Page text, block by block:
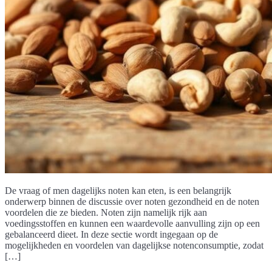
De vraag of men dagelijks noten kan eten, is een belangrijk
onderwerp binnen de discussie over noten gezondheid en de noten
voordelen die ze bieden. Noten zijn namelijk rijk aan
voedingsstoffen en kunnen een waardevolle aanvulling zijn op een
gebalanceerd dieet. In deze sectie wordt ingegaan op de
mogelijkheden en voordelen van dagelijkse notenconsumptie, zodat
[…]